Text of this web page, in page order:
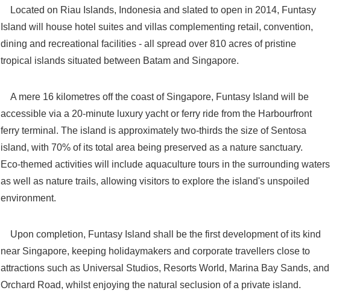
Located on Riau Islands, Indonesia and slated to open in 2014, Funtasy
Island will house hotel suites and villas complementing retail, convention,
dining and recreational facilities - all spread over 810 acres of pristine
tropical islands situated between Batam and Singapore.
A mere 16 kilometres off the coast of Singapore, Funtasy Island will be
accessible via a 20-minute luxury yacht or ferry ride from the Harbourfront
ferry terminal. The island is approximately two-thirds the size of Sentosa
island, with 70% of its total area being preserved as a nature sanctuary.
Eco-themed activities will include aquaculture tours in the surrounding waters
as well as nature trails, allowing visitors to explore the island's unspoiled
environment.
Upon completion, Funtasy Island shall be the first development of its kind
near Singapore, keeping holidaymakers and corporate travellers close to
attractions such as Universal Studios, Resorts World, Marina Bay Sands, and
Orchard Road, whilst enjoying the natural seclusion of a private island.